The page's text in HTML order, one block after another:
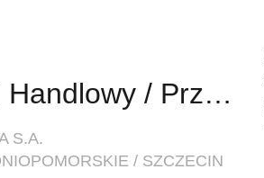
Przedstawiciel Handlowy / Przedstawicielka Handlowa (Branża TSL)
S.A.
/ SZCZECIN